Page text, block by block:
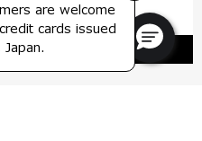
are welcome
cards issued
¥53,900
¥37,730